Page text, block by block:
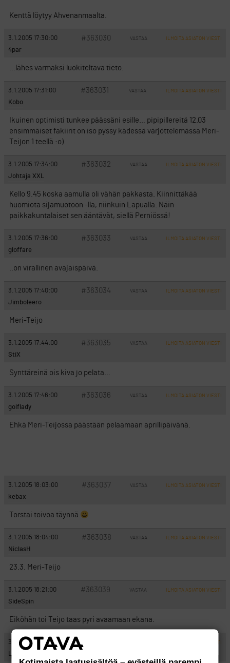
Kenttä löytyy Ahvenanmaalta.
3.1.2005 17:30:00 #363030 VASTAA ILMOITA ASIATON VIESTI
4par
…lähes varmaksi luokiteltava tieto.
3.1.2005 17:31:00 #363031 VASTAA ILMOITA ASIATON VIESTI
Kobo
Ikuinen optimisti tunkee päässäni esille… pipipillereitä 12.03
ensimmäiset fakiirit on iso pyssy kädessä värjöttelemässa Meri-
Teijon 1 teellä :o)
3.1.2005 17:34:00 #363032 VASTAA ILMOITA ASIATON VIESTI
Johtaja XXL
Kello 9.45 koska aamulla oli vähän pakkasta. Kiinnittäkää
huomiota sijamuotoon -lla, niinkuin Lapualla. Näin
paikkakuntalaiset sen ääntävät, siellä Perniössä!
3.1.2005 17:36:00 #363033 VASTAA ILMOITA ASIATON VIESTI
gloffare
..on virallinen avajaispäivä.
3.1.2005 17:40:00 #363034 VASTAA ILMOITA ASIATON VIESTI
Jimboleero
Meri-Teijo
3.1.2005 17:44:00 #363035 VASTAA ILMOITA ASIATON VIESTI
StiX
Synttäreinä ois kiva jo pelata…
3.1.2005 17:46:00 #363036 VASTAA ILMOITA ASIATON VIESTI
golflady
Ehkä Meri-Teijossa päästään pelaamaan aprillipäivänä.
3.1.2005 18:03:00 #363037 VASTAA ILMOITA ASIATON VIESTI
kebax
Torstai toivoa täynnä
3.1.2005 18:04:00 #363038 VASTAA ILMOITA ASIATON VIESTI
NiclasH
23.3. Meri-Teijo
3.1.2005 18:21:00 #363039 VASTAA ILMOITA ASIATON VIESTI
SideSpin
Eiköhän toi Teijo taas pyri avaamaan ekana.
3.1.2005 18:22:00 ILMOITA ASIATON VIESTI
Lavantauti